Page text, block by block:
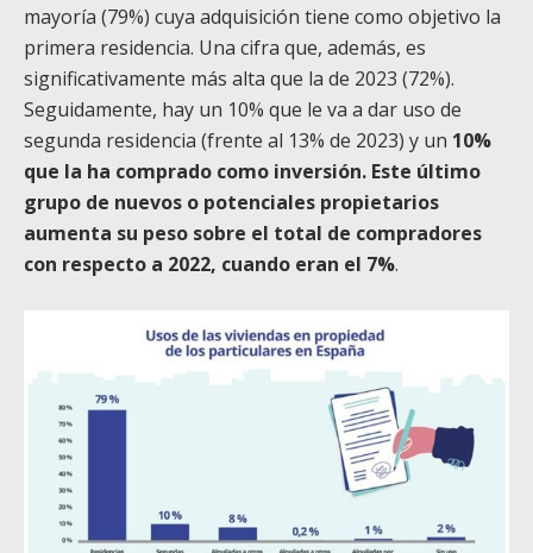
mayoría (79%) cuya adquisición tiene como objetivo la
primera residencia. Una cifra que, además, es
significativamente más alta que la de 2023 (72%).
Seguidamente, hay un 10% que le va a dar uso de
segunda residencia (frente al 13% de 2023) y un 10%
que la ha comprado como inversión. Este último
grupo de nuevos o potenciales propietarios
aumenta su peso sobre el total de compradores
con respecto a 2022, cuando eran el 7%.